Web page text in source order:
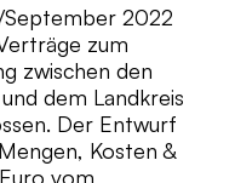
September 2022
zum
zwischen den
dem Landkreis
Der Entwurf
Kosten &
vom